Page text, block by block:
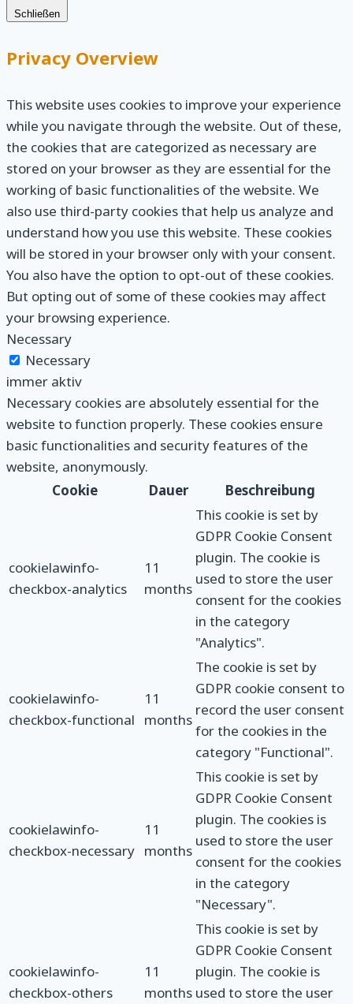
Schließen
Privacy Overview
This website uses cookies to improve your experience
while you navigate through the website. Out of these,
the cookies that are categorized as necessary are
stored on your browser as they are essential for the
working of basic functionalities of the website. We
also use third-party cookies that help us analyze and
understand how you use this website. These cookies
will be stored in your browser only with your consent.
You also have the option to opt-out of these cookies.
But opting out of some of these cookies may affect
your browsing experience.
Necessary
Necessary
immer aktiv
Necessary cookies are absolutely essential for the
website to function properly. These cookies ensure
basic functionalities and security features of the
website, anonymously.
Cookie
Dauer Beschreibung
cookielawinfo-
checkbox-analytics
11
months
This cookie is set by
GDPR Cookie Consent
plugin. The cookie is
used to store the user
consent for the cookies
in the category
"Analytics".
cookielawinfo-
checkbox-functional
11
months
The cookie is set by
GDPR cookie consent to
record the user consent
for the cookies in the
category "Functional".
cookielawinfo-
checkbox-necessary
11
months
This cookie is set by
GDPR Cookie Consent
plugin. The cookies is
used to store the user
consent for the cookies
in the category
"Necessary".
cookielawinfo-
checkbox-others
11
months
This cookie is set by
GDPR Cookie Consent
plugin. The cookie is
used to store the user